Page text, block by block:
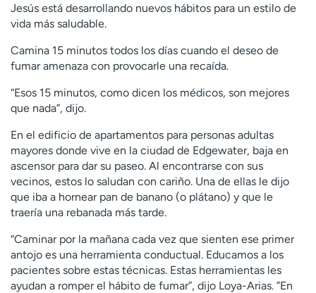
Jesús está desarrollando nuevos hábitos para un estilo de
vida más saludable.
Camina 15 minutos todos los días cuando el deseo de
fumar amenaza con provocarle una recaída.
“Esos 15 minutos, como dicen los médicos, son mejores
que nada”, dijo.
En el edificio de apartamentos para personas adultas
mayores donde vive en la ciudad de Edgewater, baja en
ascensor para dar su paseo. Al encontrarse con sus
vecinos, estos lo saludan con cariño. Una de ellas le dijo
que iba a hornear pan de banano (o plátano) y que le
traería una rebanada más tarde.
“Caminar por la mañana cada vez que sienten ese primer
antojo es una herramienta conductual. Educamos a los
pacientes sobre estas técnicas. Estas herramientas les
ayudan a romper el hábito de fumar”, dijo Loya-Arias. ”En